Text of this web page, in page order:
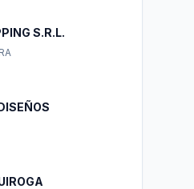
S.R.L.